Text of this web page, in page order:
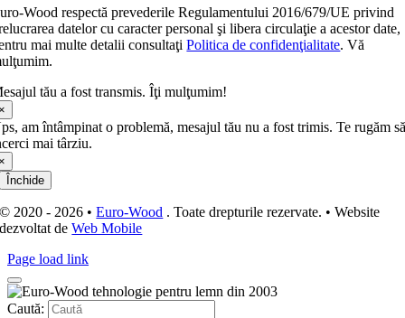
Wood respectă prevederile Regulamentului 2016/679/UE privind
datelor cu caracter personal şi libera circulaţie a acestor date,
mai multe detalii consultaţiPolitica de confidenţialitate. Vă
tău a fost transmis. Îţi mulţumim!
am întâmpinat o problemă, mesajul tău nu a fost trimis. Te rugăm
mai târziu.
Închide
© 2020 - 2026 •Euro-Wood . Toate drepturile rezervate. • Website
dezvoltat deWeb Mobile
Page load link
Caută: